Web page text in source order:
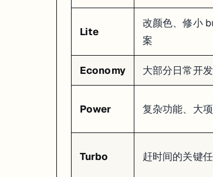
Plan Mode：只聊天不写代码
选项。选了它之后，
注意：Plan Mode 虽然不写代码，但还是要消耗 credits
PostgreSQL 数据库
跟 Agent 说"加个数据库"，它会在大约 15 秒内自动：
创建一个 PostgreSQL 实例（10GB 免费存储，1
Lite
改颜色、修小
案
Economy 大部分日常开发
Power 复杂功能、大
Turbo 赶时间的关键